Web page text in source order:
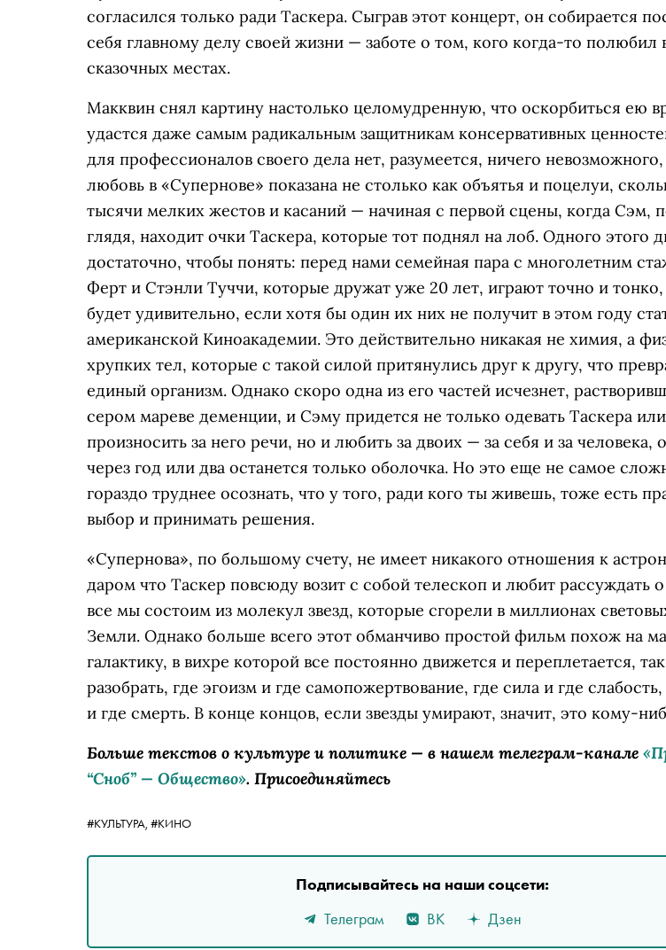
согласился только ради Таскера. Сыграв этот концерт, он собирается
себя главному делу своей жизни — заботе о том, кого когда-то полюбил
сказочных местах.
Макквин снял картину настолько целомудренную, что оскорбиться ею
удастся даже самым радикальным защитникам консервативных
для профессионалов своего дела нет, разумеется, ничего
любовь в «Супернове» показана не столько как объятья и поцелуи,
тысячи мелких жестов и касаний — начиная с первой сцены, когда Сэм,
глядя, находит очки Таскера, которые тот поднял на лоб. Одного этого
достаточно, чтобы понять: перед нами семейная пара с многолетним
Ферт и Стэнли Туччи, которые дружат уже 20 лет, играют точно и тонко,
будет удивительно, если хотя бы один их них не получит в этом году
американской Киноакадемии. Это действительно никакая не химия, а
хрупких тел, которые с такой силой притянулись друг к другу, что
единый организм. Однако скоро одна из его частей исчезнет,
сером мареве деменции, и Сэму придется не только одевать Таскера или
произносить за него речи, но и любить за двоих — за себя и за человека,
через год или два останется только оболочка. Но это еще не самое
гораздо труднее осознать, что у того, ради кого ты живешь, тоже есть
выбор и принимать решения.
«Супернова», по большому счету, не имеет никакого отношения к
даром что Таскер повсюду возит с собой телескоп и любит рассуждать
все мы состоим из молекул звезд, которые сгорели в миллионах
Земли. Однако больше всего этот обманчиво простой фильм похож на
галактику, в вихре которой все постоянно движется и переплетается,
разобрать, где эгоизм и где самопожертвование, где сила и где
и где смерть. В конце концов, если звезды умирают, значит, это кому-
Больше текстов о культуре и политике — в нашем телеграм-канале
“Сноб” — Общество». Присоединяйтесь
#КУЛЬТУРА, #КИНО
Подписывайтесь на наши соцсети:
Телеграм
ВК Дзен